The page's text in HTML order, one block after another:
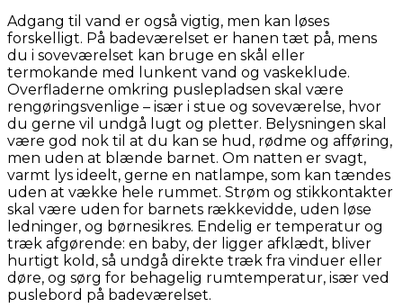
Adgang til vand er også vigtig, men kan løses
forskelligt. På badeværelset er hanen tæt på, mens
du i soveværelset kan bruge en skål eller
termokande med lunkent vand og vaskeklude.
Overfladerne omkring puslepladsen skal være
rengøringsvenlige – især i stue og soveværelse, hvor
du gerne vil undgå lugt og pletter. Belysningen skal
være god nok til at du kan se hud, rødme og afføring,
men uden at blænde barnet. Om natten er svagt,
varmt lys ideelt, gerne en natlampe, som kan tændes
uden at vække hele rummet. Strøm og stikkontakter
skal være uden for barnets rækkevidde, uden løse
ledninger, og børnesikres. Endelig er temperatur og
træk afgørende: en baby, der ligger afklædt, bliver
hurtigt kold, så undgå direkte træk fra vinduer eller
døre, og sørg for behagelig rumtemperatur, især ved
puslebord på badeværelset.